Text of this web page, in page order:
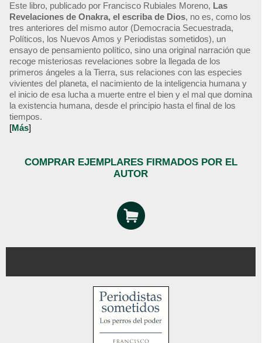
Este libro, publicado por Francisco Rubiales Moreno, Las
Revelaciones de Onakra, el escriba de Dios, no es, como los
tres anteriores del mismo autor (Democracia Secuestrada,
Políticos, los Nuevos Amos y Periodistas sometidos), un
ensayo de pensamiento político, sino una original narración que
recoge misteriosas revelaciones sobre la llegada de los
primeros ángeles a la Tierra, sus relaciones con las especies
vivientes del planeta, el nacimiento de la inteligencia humana y
el inicio de esa lucha a muerte entre el bien y el mal que domina
la existencia humana, desde el principio hasta el final de los
tiempos.
[Más]
COMPRAR EJEMPLARES FIRMADOS POR EL
AUTOR